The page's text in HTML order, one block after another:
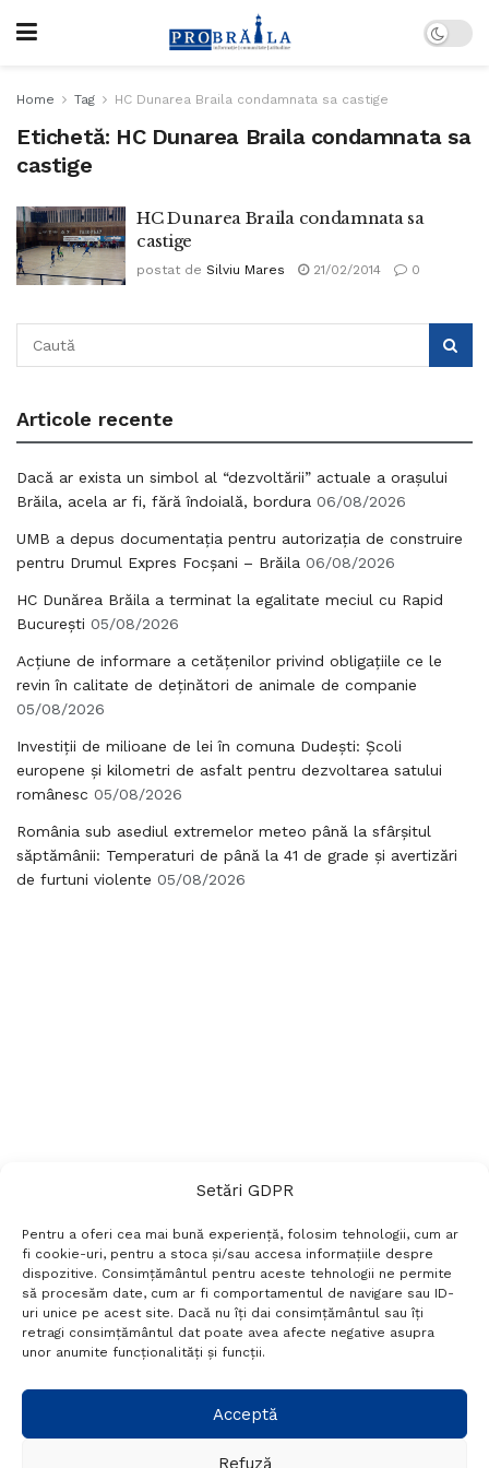
Setări GDPR
Pentru a oferi cea mai bună experiență, folosim tehnologii, cum ar
fi cookie-uri, pentru a stoca și/sau accesa informațiile despre
dispozitive. Consimțământul pentru aceste tehnologii ne permite
să procesăm date, cum ar fi comportamentul de navigare sau ID-
uri unice pe acest site. Dacă nu îți dai consimțământul sau îți
retragi consimțământul dat poate avea afecte negative asupra
unor anumite funcționalități și funcții.
Acceptă
Refuză
Home Tag HC Dunarea Braila condamnata sa castige
Etichetă: HC Dunarea Braila condamnata sa
castige
HC Dunarea Braila condamnata sa
castige
postat de Silviu Mares 21/02/2014 0
Articole recente
Dacă ar exista un simbol al “dezvoltării” actuale a orașului
Brăila, acela ar fi, fără îndoială, bordura 06/08/2026
UMB a depus documentația pentru autorizația de construire
pentru Drumul Expres Focșani – Brăila 06/08/2026
HC Dunărea Brăila a terminat la egalitate meciul cu Rapid
București 05/08/2026
Acțiune de informare a cetățenilor privind obligațiile ce le
revin în calitate de deținători de animale de companie
05/08/2026
Investiții de milioane de lei în comuna Dudești: Școli
europene și kilometri de asfalt pentru dezvoltarea satului
românesc 05/08/2026
România sub asediul extremelor meteo până la sfârșitul
săptămânii: Temperaturi de până la 41 de grade și avertizări
de furtuni violente 05/08/2026
Termeni si conditii
Politică de confidențialitate
Politica cookies
Setări GDPR
+40 788 760 194